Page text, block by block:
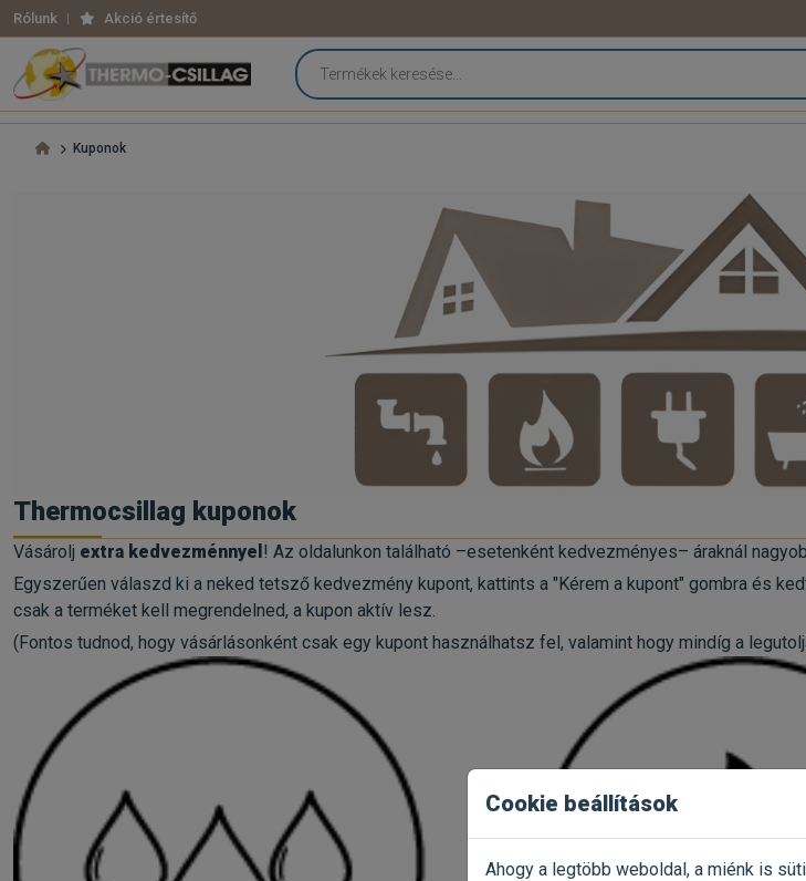
Rólunk Akció értesítő
Kuponok
Thermocsillag kuponok
Vásárolj extra kedvezménnyel ! Az oldalunkon található –esetenként kedvezményes– áraknál
Egyszerűen válaszd ki a neked tetsző kedvezmény kupont, kattints a "Kérem a kupont" gombra és
csak a terméket kell megrendelned, a kupon aktív lesz.
(Fontos tudnod, hogy vásárlásonként csak egy kupont használhatsz fel, valamint hogy mindíg a
Cookie beállítások
Ahogy a legtöbb weboldal, a miénk is